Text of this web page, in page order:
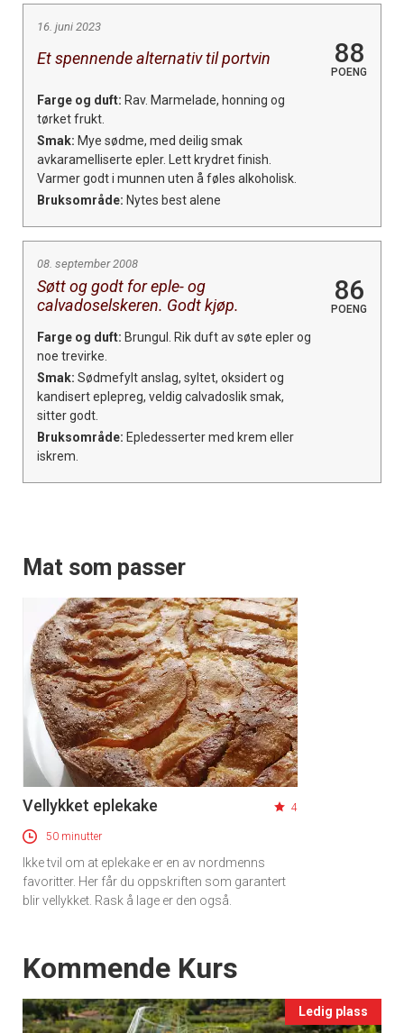
16. juni 2023
Et spennende alternativ til portvin 88
POENG
Farge og duft: Rav. Marmelade, honning og
tørket frukt.
Smak: Mye sødme, med deilig smak
avkaramelliserte epler. Lett krydret finish.
Varmer godt i munnen uten å føles alkoholisk.
Bruksområde: Nytes best alene
08. september 2008
Søtt og godt for eple- og
calvadoselskeren. Godt kjøp.
86
POENG
Farge og duft: Brungul. Rik duft av søte epler og
noe trevirke.
Smak: Sødmefylt anslag, syltet, oksidert og
kandisert eplepreg, veldig calvadoslik smak,
sitter godt.
Bruksområde: Epledesserter med krem eller
iskrem.
Mat som passer
Vellykket eplekake 4
50 minutter
Ikke tvil om at eplekake er en av nordmenns
favoritter. Her får du oppskriften som garantert
blir vellykket. Rask å lage er den også.
Events
Kommende Kurs
Ledig plass